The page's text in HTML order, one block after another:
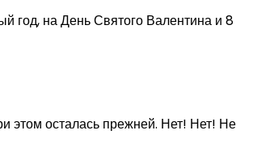
год, на День Святого Валентина и 8
этом осталась прежней. Нет! Нет! Не